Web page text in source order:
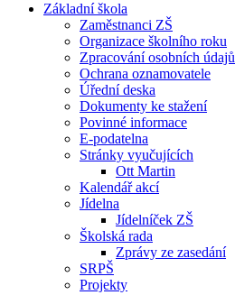
Základní škola
Zaměstnanci ZŠ
Organizace školního roku
Zpracování osobních údajů
Ochrana oznamovatele
Úřední deska
Dokumenty ke stažení
Povinné informace
E-podatelna
Stránky vyučujících
Ott Martin
Kalendář akcí
Jídelna
Jídelníček ZŠ
Školská rada
Zprávy ze zasedání
SRPŠ
Projekty